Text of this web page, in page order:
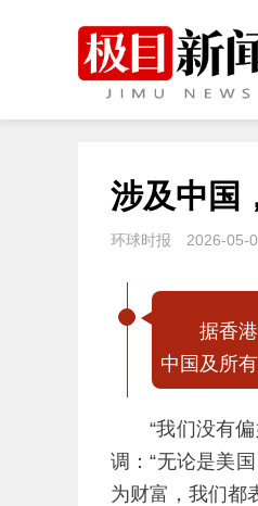
涉及中国
环球时报 2026-05-
据香
中国及所
“我们没有
调：“无论是美
为财富，我们都